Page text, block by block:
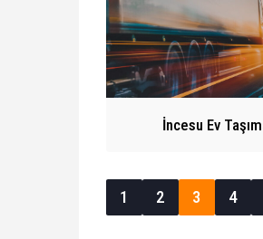
İncesu Ev
1 2 3 4